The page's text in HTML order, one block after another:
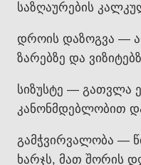
საზღაურების
დროის დაზოგვა —
ზარებზე და
სიზუსტე — გათვლა
კანონმდებლობით
გამჭვირვალობა —
ხარჯს, მათ შორის